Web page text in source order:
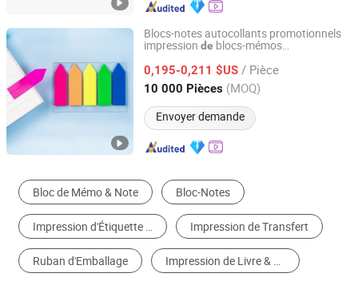
Blocs-notes autocollants promotionnels
impression de blocs-mémos
0,195-0,211 $US / Pièce
10 000 Pièces (MOQ)
Envoyer demande
Jiangsu Dehuang Stationery Co., Ltd.
Jiangsu, China Depuis 2014
Bloc de Mémo & Note Bloc-Notes
Impression d'Étiquette & d'Autocollant Impression de Transfert
Ruban d'Emballage Impression de Livre & de Magazine